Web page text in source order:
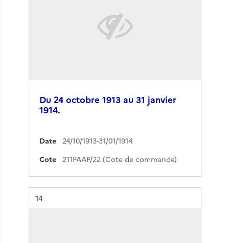
Du 24 octobre 1913 au 31 janvier
1914.
Date
24/10/1913-31/01/1914
Cote
211PAAP/22 (Cote de commande)
Résultat n°
14